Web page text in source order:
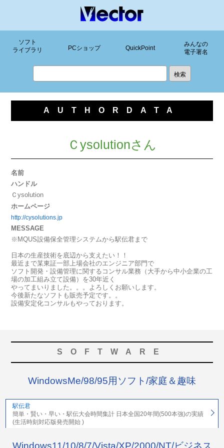
ソフト
ライブラリ
PCショップ QuickPoint
みんなの
電子署名
AUTHORDATA
Ｃysolutionさん
名前
ハンドル
Ｃysolution
ホームページ
http://cysolutions.jp
MESSAGE
※MQUS設備保全管理システムから駅伝君まで
日本の生産技術を底辺から支えたい！！
最近まで某東証一部上場会社のエンジニア部門で
ソフト開発・設備管理に関するコンサル業務（大手から中小企業の工
場の加工組み立て設備）を30年近く
やってまいりました。。。よろしくお願いします。
今後新たなソフトも販売予定です。。
設備安定化コンサルもやっております。
SOFTWARE
WindowsMe/98/95用ソフト/家庭＆趣味
駅伝君
簡単・賢い・早い・駅伝大会時間集計 日本全国20年間(500本強)の実績
(生活時刻対応版発売開始 )
Windows11/10/8/7/Vista/XP/2000/NT/ビジネス